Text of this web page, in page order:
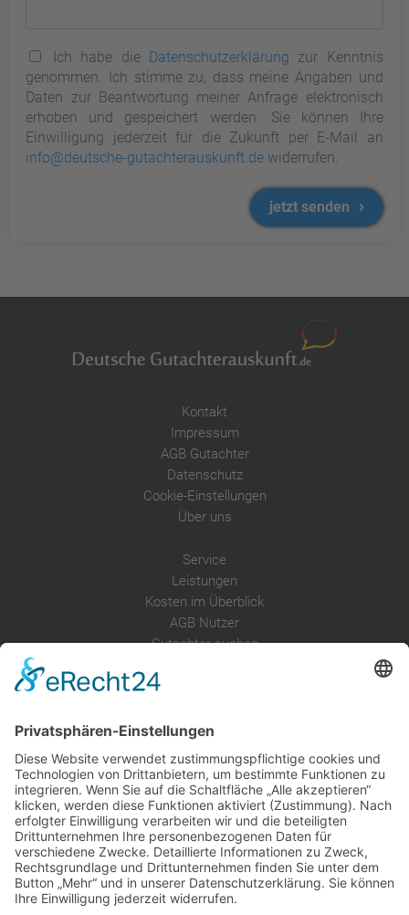
Ich habe die Datenschutzerklärung zur Kenntnis
genommen. Ich stimme zu, dass meine Angaben und
Daten zur Beantwortung meiner Anfrage elektronisch
erhoben und gespeichert werden. Sie können Ihre
Einwilligung jederzeit für die Zukunft per E-Mail an
info@deutsche-gutachterauskunft.de widerrufen.
jetzt senden
Kontakt
Impressum
AGB Gutachter
Datenschutz
Cookie-Einstellungen
Über uns
Service
Leistungen
Kosten im Überblick
AGB Nutzer
Gutachter suchen
Anfrage
Presse
Partner: Der DGuSV
als Gutachter eintragen
Infos für Suchende